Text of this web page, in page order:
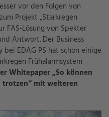
vor den Folgen von
Projekt „Starkregen
FAS-Lösung von Spekter
Antwort. Der Business
EDAG PS hat schon einige
Frühalarmsystem
Whitepaper „So können
mit weiteren